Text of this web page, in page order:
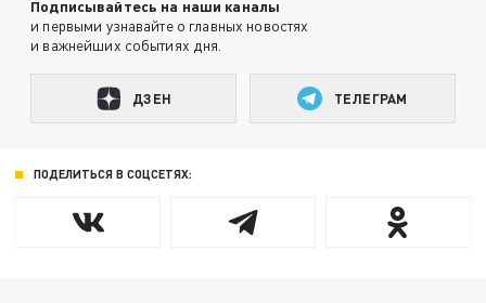
Подписывайтесь на наши каналы
и первыми узнавайте о главных новостях
и важнейших событиях дня.
ДЗЕН ТЕЛЕГРАМ
ПОДЕЛИТЬСЯ В СОЦСЕТЯХ: